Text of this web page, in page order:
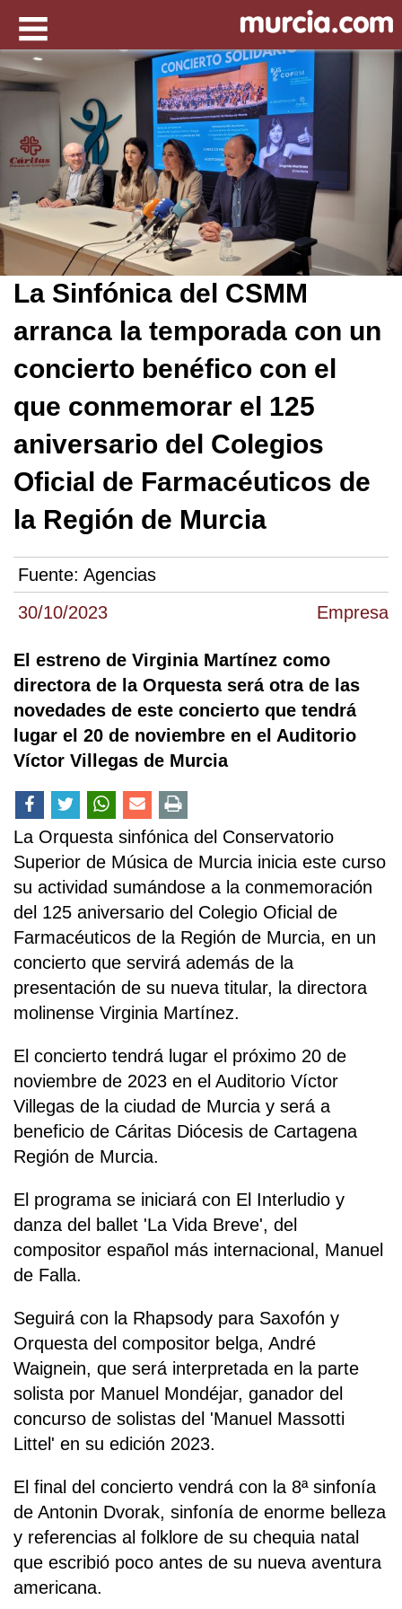
30/10/2023 Empresa
La Sinfónica del CSMM
arranca la temporada con un
concierto benéfico con el
que conmemorar el 125
aniversario del Colegios
Oficial de Farmacéuticos de
la Región de Murcia
Fuente: Agencias
El estreno de Virginia Martínez como
directora de la Orquesta será otra de las
novedades de este concierto que tendrá
lugar el 20 de noviembre en el Auditorio
Víctor Villegas de Murcia
La Orquesta sinfónica del Conservatorio
Superior de Música de Murcia inicia este curso
su actividad sumándose a la conmemoración
del 125 aniversario del Colegio Oficial de
Farmacéuticos de la Región de Murcia, en un
concierto que servirá además de la
presentación de su nueva titular, la directora
molinense Virginia Martínez.
El concierto tendrá lugar el próximo 20 de
noviembre de 2023 en el Auditorio Víctor
Villegas de la ciudad de Murcia y será a
beneficio de Cáritas Diócesis de Cartagena
Región de Murcia.
El programa se iniciará con El Interludio y
danza del ballet 'La Vida Breve', del
compositor español más internacional, Manuel
de Falla.
Seguirá con la Rhapsody para Saxofón y
Orquesta del compositor belga, André
Waignein, que será interpretada en la parte
solista por Manuel Mondéjar, ganador del
concurso de solistas del 'Manuel Massotti
Littel' en su edición 2023.
El final del concierto vendrá con la 8ª sinfonía
de Antonin Dvorak, sinfonía de enorme belleza
y referencias al folklore de su chequia natal
que escribió poco antes de su nueva aventura
americana.